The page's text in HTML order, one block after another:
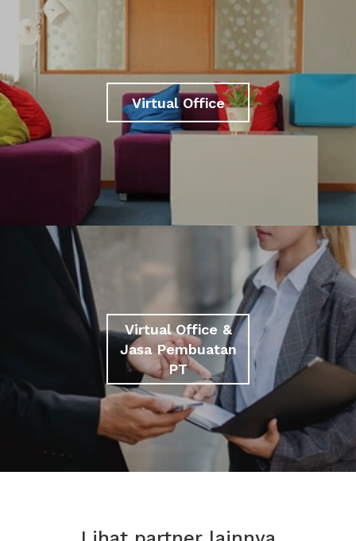
Virtual Office
Virtual Office &
Jasa Pembuatan
PT